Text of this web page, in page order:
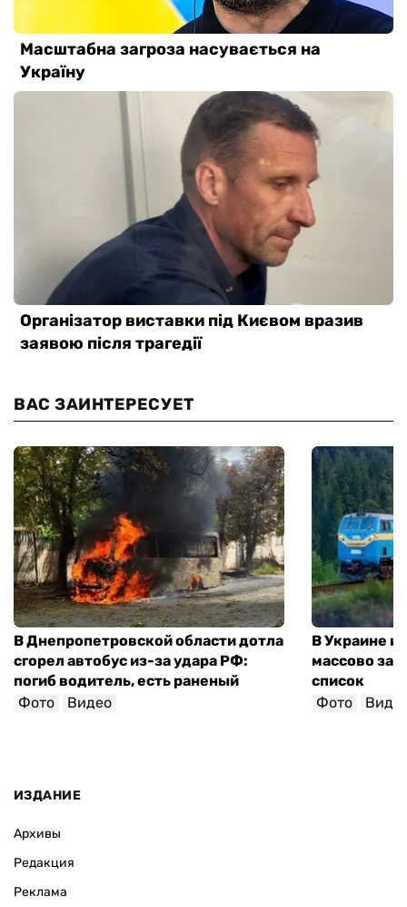
ВАС ЗАИНТЕРЕСУЕТ
В Днепропетровской области дотла
сгорел автобус из-за удара РФ:
погиб водитель, есть раненый
Фото
Видео
В Украине
массово
список
Фото
ИЗДАНИЕ
Архивы
Редакция
Реклама